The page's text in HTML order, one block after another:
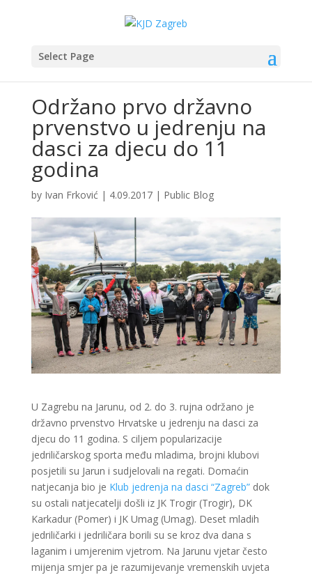
Select Page
Održano prvo državno
prvenstvo u jedrenju na
dasci za djecu do 11
godina
by Ivan Frković | 4.09.2017| Public Blog
U Zagrebu na Jarunu, od 2. do 3. rujna održano je
državno prvenstvo Hrvatske u jedrenju na dasci za
djecu do 11 godina. S ciljem popularizacije
jedriličarskog sporta među mladima, brojni klubovi
posjetili su Jarun i sudjelovali na regati. Domaćin
natjecanja bio je Klub jedrenja na dasci “Zagreb”dok
su ostali natjecatelji došli iz JK Trogir (Trogir), DK
Karkadur (Pomer) i JK Umag (Umag). Deset mladih
jedriličarki i jedriličara borili su se kroz dva dana s
laganim i umjerenim vjetrom. Na Jarunu vjetar često
mijenja smjer pa je razumijevanje vremenskih uvjeta